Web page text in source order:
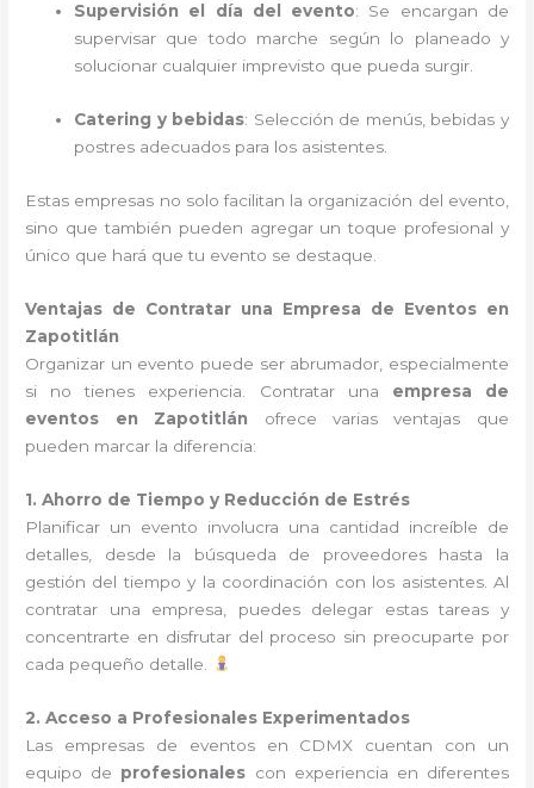
Supervisión el día del evento: Se encargan de
supervisar que todo marche según lo planeado y
solucionar cualquier imprevisto que pueda surgir.
Catering y bebidas: Selección de menús, bebidas y
postres adecuados para los asistentes.
Estas empresas no solo facilitan la organización del evento,
sino que también pueden agregar un toque profesional y
único que hará que tu evento se destaque.
Ventajas de Contratar una Empresa de Eventos en
Zapotitlán
Organizar un evento puede ser abrumador, especialmente
si no tienes experiencia. Contratar una empresa de
eventos en Zapotitlán ofrece varias ventajas que
pueden marcar la diferencia:
1. Ahorro de Tiempo y Reducción de Estrés
Planificar un evento involucra una cantidad increíble de
detalles, desde la búsqueda de proveedores hasta la
gestión del tiempo y la coordinación con los asistentes. Al
contratar una empresa, puedes delegar estas tareas y
concentrarte en disfrutar del proceso sin preocuparte por
cada pequeño detalle.
2. Acceso a Profesionales Experimentados
Las empresas de eventos en CDMX cuentan con un
equipo de profesionales con experiencia en diferentes